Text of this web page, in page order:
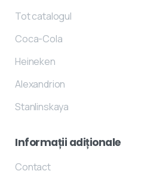
Tot catalogul
Coca-Cola
Heineken
Alexandrion
Stanlinskaya
Informații adiționale
Contact